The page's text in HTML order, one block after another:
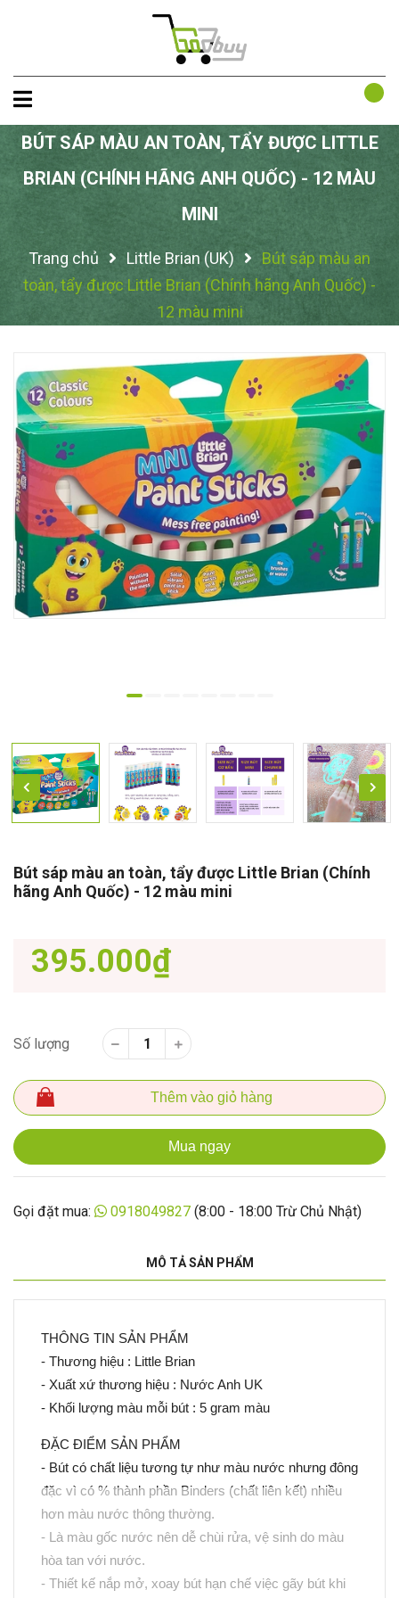
BÚT SÁP MÀU AN TOÀN, TẨY ĐƯỢC LITTLE
BRIAN (CHÍNH HÃNG ANH QUỐC) - 12 MÀU
MINI
Trang chủ Little Brian (UK)
Bút sáp màu an
toàn, tẩy được Little Brian (Chính hãng Anh Quốc) -
12 màu mini
Bút sáp màu an toàn, tẩy được Little Brian (Chính
hãng Anh Quốc) - 12 màu mini
395.000₫
Số lượng
Thêm vào giỏ hàng
Mua ngay
Gọi đặt mua: 0918049827 (8:00 - 18:00 Trừ Chủ Nhật)
MÔ TẢ SẢN PHẨM
THÔNG TIN SẢN PHẨM
- Thương hiệu : Little Brian
- Xuất xứ thương hiệu : Nước Anh UK
- Khối lượng màu mỗi bút : 5 gram màu
ĐẶC ĐIỂM SẢN PHẨM
- Bút có chất liệu tương tự như màu nước nhưng đông
đặc vì có % thành phần Binders (chất liên kết) nhiều
hơn màu nước thông thường.
- Là màu gốc nước nên dễ chùi rửa, vệ sinh do màu
hòa tan với nước.
- Thiết kế nắp mở, xoay bút hạn chế việc gãy bút khi